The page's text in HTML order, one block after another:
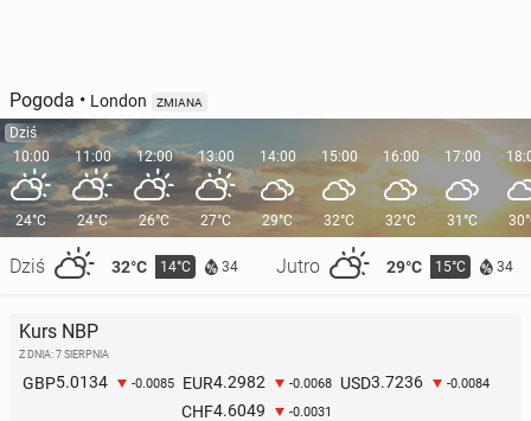
Pogoda • London ZMIANA
Dziś
10:00
24°C
Dziś 32°C 14°C 34 Jutro 29°C 15°C 34
11:00
24°C
12:00
26°C
13:00
27°C
14:00
29°C
15:00
32°C
16:00
32°C
17:00
31°C
Kurs NBP
Z DNIA: 7 SIERPNIA
GBP5.0134 -0.0085 EUR4.2982 -0.0068 USD3.7236 -0.0084
CHF4.6049 -0.0031